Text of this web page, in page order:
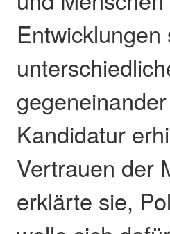
Kandidatur
Vertrauen der
erklärte sie,